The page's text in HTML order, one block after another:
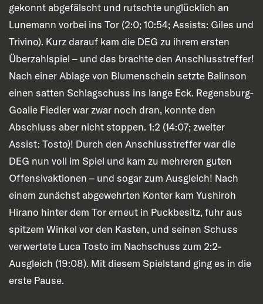
gekonnt abgefälscht und rutschte unglücklich an
Lunemann vorbei ins Tor (2:0; 10:54; Assists: Giles und
Trivino). Kurz darauf kam die DEG zu ihrem ersten
Überzahlspiel – und das brachte den Anschlusstreffer!
Nach einer Ablage von Blumenschein setzte Balinson
einen satten Schlagschuss ins lange Eck. Regensburg-
Goalie Fiedler war zwar noch dran, konnte den
Abschluss aber nicht stoppen. 1:2 (14:07; zweiter
Assist: Tosto)! Durch den Anschlusstreffer war die
DEG nun voll im Spiel und kam zu mehreren guten
Offensivaktionen – und sogar zum Ausgleich! Nach
einem zunächst abgewehrten Konter kam Yushiroh
Hirano hinter dem Tor erneut in Puckbesitz, fuhr aus
spitzem Winkel vor den Kasten, und seinen Schuss
verwertete Luca Tosto im Nachschuss zum 2:2-
Ausgleich (19:08). Mit diesem Spielstand ging es in die
erste Pause.